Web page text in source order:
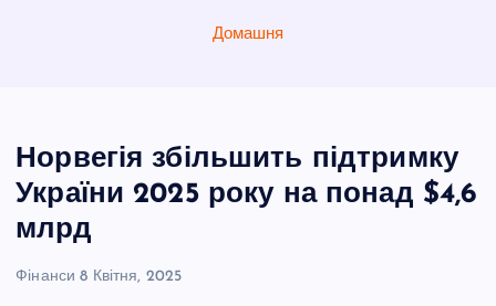
Домашня
Норвегія збільшить підтримку
України 2025 року на понад $4,6
млрд
Фінанси 8 Квітня, 2025